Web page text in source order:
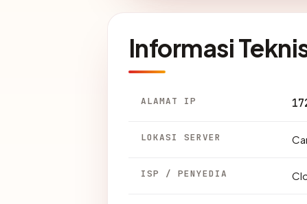
Informasi
ALAMAT IP
LOKASI SERVER
ISP / PENYEDIA